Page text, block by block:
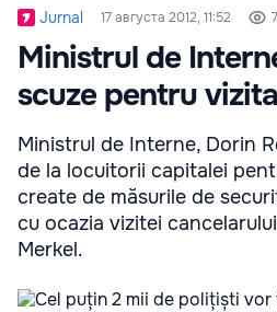
Jurnal 17 августа 2012, 11:52
Ministrul de
scuze pentru
Ministrul de Interne, Dorin
de la locuitorii capitalei
create de măsurile de
cu ocazia vizitei
Merkel.